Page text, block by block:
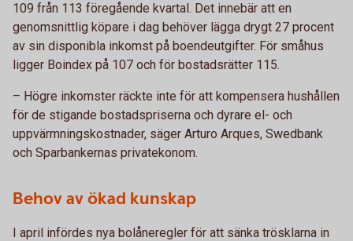
109 från 113 föregående kvartal. Det innebär att en
genomsnittlig köpare i dag behöver lägga drygt 27 procent
av sin disponibla inkomst på boendeutgifter. För småhus
ligger Boindex på 107 och för bostadsrätter 115.
– Högre inkomster räckte inte för att kompensera hushållen
för de stigande bostadspriserna och dyrare el- och
uppvärmningskostnader, säger Arturo Arques, Swedbank
och Sparbankernas privatekonom.
Behov av ökad kunskap
I april infördes nya bolåneregler för att sänka trösklarna in